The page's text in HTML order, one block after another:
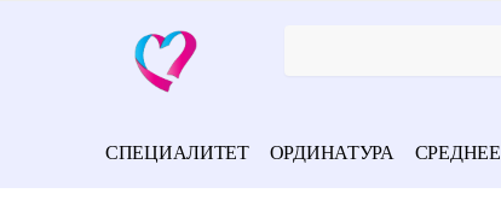
СПЕЦИАЛИТЕТ ОРДИНАТУРА СРЕДНЕЕ